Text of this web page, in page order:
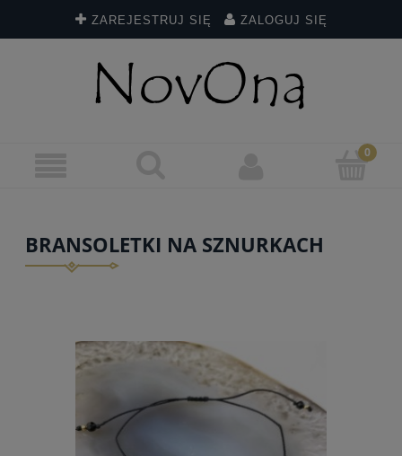
ZAREJESTRUJ SIĘ ZALOGUJ SIĘ
BRANSOLETKI NA SZNURKACH